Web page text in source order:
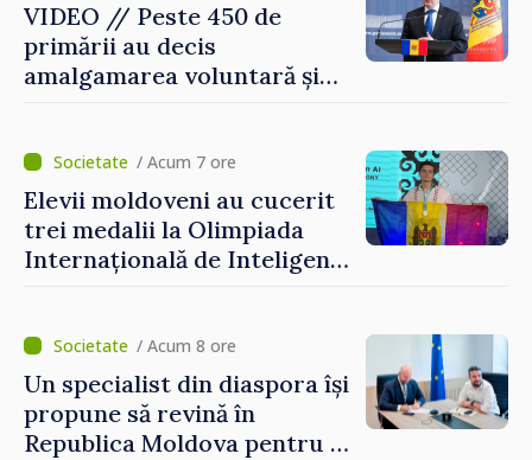
VIDEO // Peste 450 de
primării au decis
amalgamarea voluntară și
Grosu: „Este important să
depășim blocajele și să dăm o
șansă localităților să se
dezvolte”
/ Acum 7 ore
Elevii moldoveni au cucerit
trei medalii la Olimpiada
Internațională de Inteligență
/ Acum 8 ore
Un specialist din diaspora își
propune să revină în
Republica Moldova pentru a